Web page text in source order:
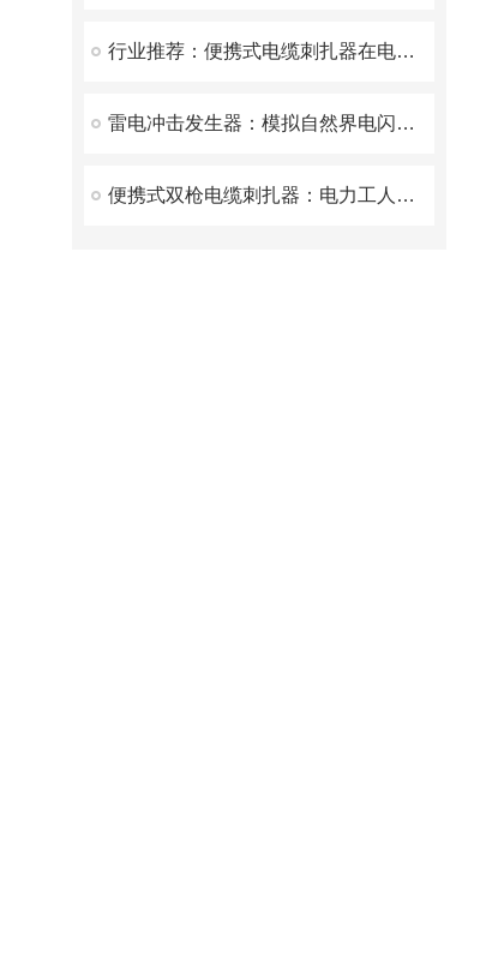
行业推荐：便携式电缆刺扎器在电缆工程中的应用
雷电冲击发生器：模拟自然界电闪的实验设备
便携式双枪电缆刺扎器：电力工人不可少的工具